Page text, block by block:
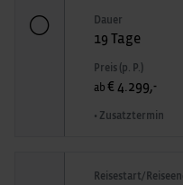
Dauer
19 Tage
Preis (p. P.)
ab € 4.299,-
• Zusatztermin
Reisestart/